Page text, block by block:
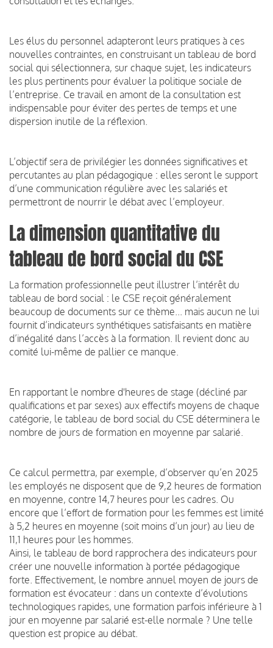
Les élus du personnel adapteront leurs pratiques à ces
nouvelles contraintes, en construisant un tableau de bord
social qui sélectionnera, sur chaque sujet, les indicateurs
les plus pertinents pour évaluer la politique sociale de
l’entreprise. Ce travail en amont de la consultation est
indispensable pour éviter des pertes de temps et une
dispersion inutile de la réflexion.
L’objectif sera de privilégier les données significatives et
percutantes au plan pédagogique : elles seront le support
d’une communication régulière avec les salariés et
permettront de nourrir le débat avec l’employeur.
La dimension quantitative du
tableau de bord social du CSE
La formation professionnelle peut illustrer l’intérêt du
tableau de bord social : le CSE reçoit généralement
beaucoup de documents sur ce thème... mais aucun ne lui
fournit d’indicateurs synthétiques satisfaisants en matière
d’inégalité dans l’accès à la formation. Il revient donc au
comité lui-même de pallier ce manque.
En rapportant le nombre d'heures de stage (décliné par
qualifications et par sexes) aux effectifs moyens de chaque
catégorie, le tableau de bord social du CSE déterminera le
nombre de jours de formation en moyenne par salarié.
Ce calcul permettra, par exemple, d’observer qu’en 2025
les employés ne disposent que de 9,2 heures de formation
en moyenne, contre 14,7 heures pour les cadres. Ou
encore que l’effort de formation pour les femmes est limité
à 5,2 heures en moyenne (soit moins d’un jour) au lieu de
11,1 heures pour les hommes.
Ainsi, le tableau de bord rapprochera des indicateurs pour
créer une nouvelle information à portée pédagogique
forte. Effectivement, le nombre annuel moyen de jours de
formation est évocateur : dans un contexte d’évolutions
technologiques rapides, une formation parfois inférieure à 1
jour en moyenne par salarié est-elle normale ? Une telle
question est propice au débat.